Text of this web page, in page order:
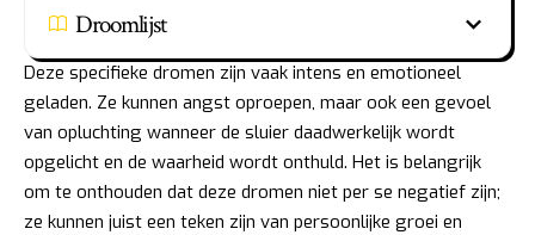
Droomlijst
Deze specifieke dromen zijn vaak intens en emotioneel
geladen. Ze kunnen angst oproepen, maar ook een gevoel
van opluchting wanneer de sluier daadwerkelijk wordt
opgelicht en de waarheid wordt onthuld. Het is belangrijk
om te onthouden dat deze dromen niet per se negatief zijn;
ze kunnen juist een teken zijn van persoonlijke groei en